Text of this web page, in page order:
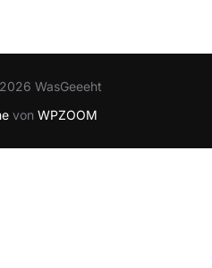
WasGeeeht
von WPZOOM